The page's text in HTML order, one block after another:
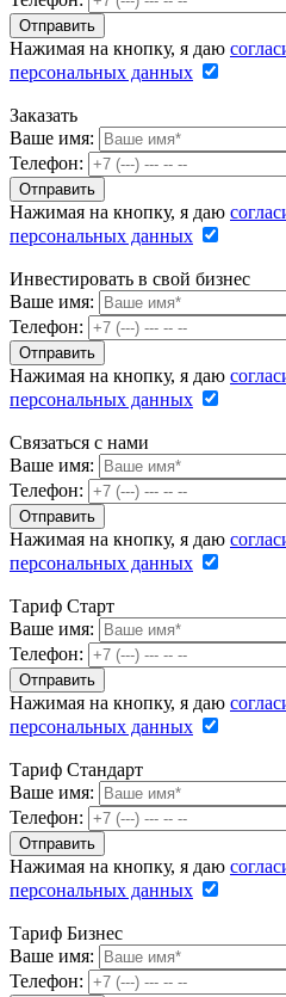
Нажимая на кнопку, я даю
персональных данных
Заказать
Ваше имя:
Телефон:
Нажимая на кнопку, я даю
персональных данных
Инвестировать в свой бизнес
Ваше имя:
Телефон:
Нажимая на кнопку, я даю
персональных данных
Связаться с нами
Ваше имя:
Телефон:
Нажимая на кнопку, я даю
персональных данных
Тариф Старт
Ваше имя:
Телефон:
Нажимая на кнопку, я даю
персональных данных
Тариф Стандарт
Ваше имя:
Телефон:
Нажимая на кнопку, я даю
персональных данных
Тариф Бизнес
Ваше имя:
Телефон: